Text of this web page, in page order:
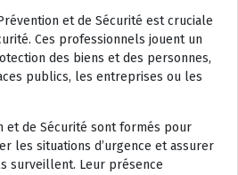
et de Sécurité est cruciale
Ces professionnels jouent un
des biens et des personnes,
publics, les entreprises ou les
et de Sécurité sont formés pour
les situations d’urgence et assurer
surveillent. Leur présence